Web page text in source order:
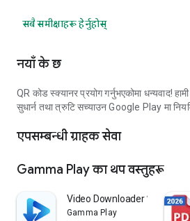
सबै समीक्षाहरू हेर्नुहोस्
नयाँ के छ
QR कोड स्क्यानर प्रयोग गर्नुभएकोमा धन्यवाद!
सुधार्न तथा त्रुटि सच्याउन Google Play मा
एपसम्बन्धी ग्राहक सेवा
Gamma Play का थप वस्तुहरू
Video Downloader विज्ञापन-
Gamma Play